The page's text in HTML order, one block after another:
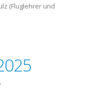
(Fluglehrer und